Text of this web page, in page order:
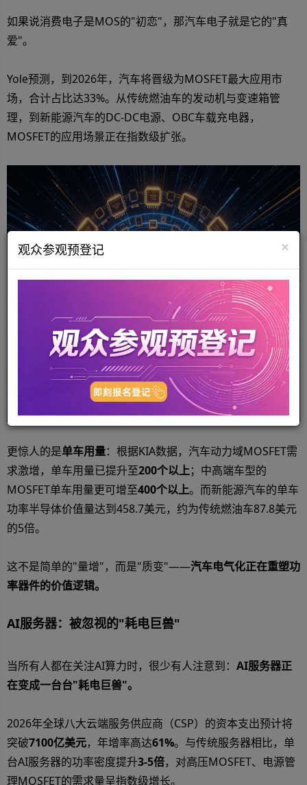
如果说消费电子是MOS的"初恋"，那汽车电子就是它的"真
爱"。
Yole预测，到2026年，汽车将晋级为MOSFET最大应用市
场，合计占比达33%。从传统燃油车的发动机与变速箱管
理，到新能源汽车的DC-DC电源、OBC车载充电器，
MOSFET的应用场景正在指数级扩张。
更惊人的是单车用量：根据KIA数据，汽车动力域MOSFET需
求激增，单车用量已提升至200个以上；中高端车型的
MOSFET单车用量更可增至400个以上。而新能源汽车的单车
功率半导体价值量达到458.7美元，约为传统燃油车87.8美元
的5倍。
这不是简单的"量增"，而是"质变"——汽车电气化正在重塑功
率器件的价值逻辑。
AI服务器：被忽视的"耗电巨兽"
当所有人都在关注AI算力时，很少有人注意到： AI服务器正
在变成一台台"耗电巨兽"。
2026年全球八大云端服务供应商（CSP）的资本支出预计将
突破7100亿美元，年增率高达61%。与传统服务器相比，单
台AI服务器的功率密度提升3-5倍，对高压MOSFET、电源管
理MOSFET的需求量呈指数级增长。
×
观众参观预登记